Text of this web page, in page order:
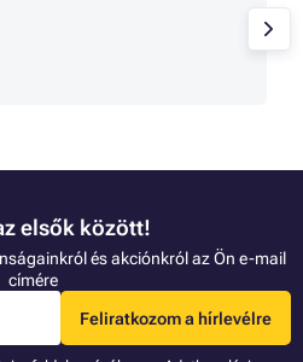
elsők között!
és akciónkról az Ön e-mail
címére
Feliratkozom a hírlevélre